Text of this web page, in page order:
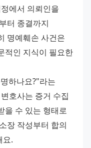
에서 의뢰인을
터 종결까지
명예훼손 사건은
적인 지식이 필요한
하나요?"라는
호사는 증거 수집
을 수 있는 형태로
장 작성부터 합의
요.